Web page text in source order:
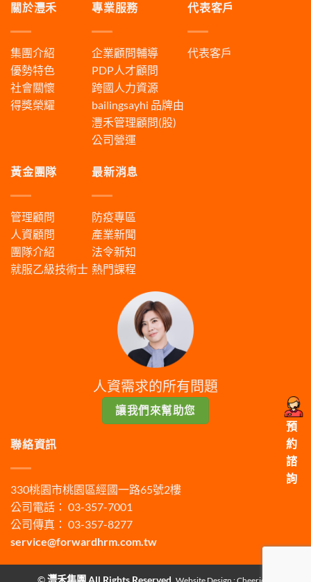
關於灃禾
集團介紹
優勢特色
社會關懷
得獎榮耀
專業服務
企業顧問輔導
PDP人才顧問
跨國人力資源
bailingsayhi 品牌由
灃禾管理顧問(股)
公司營運
代表客戶
代表客戶
黃金團隊
管理顧問
人資顧問
團隊介紹
就服乙級技術士
最新消息
防疫專區
產業新聞
法令新知
熱門課程
人資需求的所有問題
讓我們來幫助您
聯絡資訊
330桃園市桃園區經國一路65號2樓
公司電話： 03-357-7001
公司傳真： 03-357-8277
service@forwardhrm.com.tw
©灃禾集團 All Rights Reserved.
預
約
諮
詢